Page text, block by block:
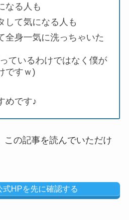
なる人も
して気になる人も
全身一気に洗っちゃいた
ているわけではなく僕が
ですｗ)
めです♪
この記事を読んでいただけ
式HPを先に確認する